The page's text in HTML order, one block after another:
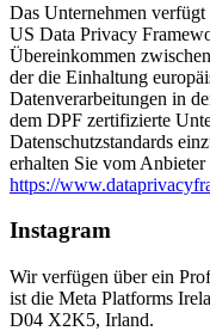
Das Unternehmen
US Data Privacy
Übereinkommen
der die Einhaltung
Datenverarbeitungen in
dem DPF zertifizierte
Datenschutzstandards
erhalten Sie vom
https://
Instagram
Wir verfügen über ein
ist die Meta Platforms
D04 X2K5, Irland.